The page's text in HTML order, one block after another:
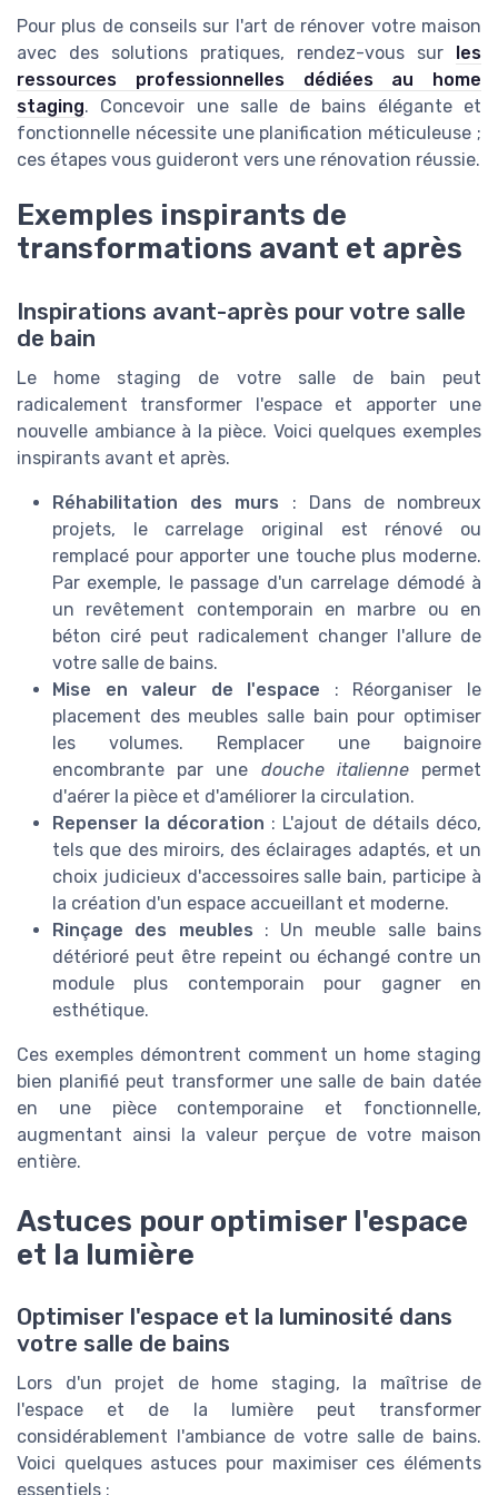
Pour plus de conseils sur l'art de rénover votre maison
avec des solutions pratiques, rendez-vous sur
les
ressources professionnelles dédiées au home
staging. Concevoir une salle de bains élégante et
fonctionnelle nécessite une planification méticuleuse ;
ces étapes vous guideront vers une rénovation réussie.
Exemples inspirants de
transformations avant et après
Inspirations avant-après pour votre salle
de bain
Le home staging de votre salle de bain peut
radicalement transformer l'espace et apporter une
nouvelle ambiance à la pièce. Voici quelques exemples
inspirants avant et après.
Réhabilitation des murs : Dans de nombreux
projets, le carrelage original est rénové ou
remplacé pour apporter une touche plus moderne.
Par exemple, le passage d'un carrelage démodé à
un revêtement contemporain en marbre ou en
béton ciré peut radicalement changer l'allure de
votre salle de bains.
Mise en valeur de l'espace : Réorganiser le
placement des meubles salle bain pour optimiser
les volumes. Remplacer une baignoire
encombrante par une douche italiennepermet
d'aérer la pièce et d'améliorer la circulation.
Repenser la décoration : L'ajout de détails déco,
tels que des miroirs, des éclairages adaptés, et un
choix judicieux d'accessoires salle bain, participe à
la création d'un espace accueillant et moderne.
Rinçage des meubles : Un meuble salle bains
détérioré peut être repeint ou échangé contre un
module plus contemporain pour gagner en
esthétique.
Ces exemples démontrent comment un home staging
bien planifié peut transformer une salle de bain datée
en une pièce contemporaine et fonctionnelle,
augmentant ainsi la valeur perçue de votre maison
entière.
Astuces pour optimiser l'espace
et la lumière
Optimiser l'espace et la luminosité dans
votre salle de bains
Lors d'un projet de home staging, la maîtrise de
l'espace et de la lumière peut transformer
considérablement l'ambiance de votre salle de bains.
Voici quelques astuces pour maximiser ces éléments
essentiels :